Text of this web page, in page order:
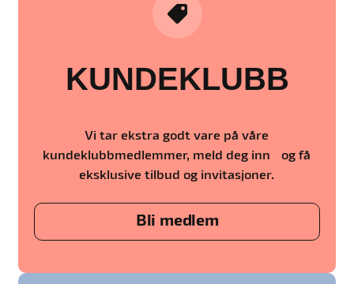
KUNDEKLUBB
Vi tar ekstra godt vare på våre
kundeklubbmedlemmer, meld deg inn og få
eksklusive tilbud og invitasjoner.
Bli medlem